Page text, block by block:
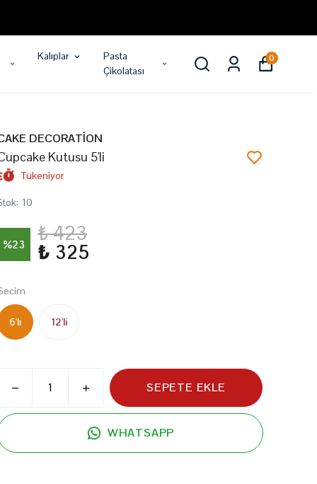
Kalıplar
Pasta
Çikolatası
0
DECORATİON
Kutusu 5'li
Tükeniyor
: 10
%23 ₺ 423
₺ 325
6'lı 12'li
SEPETE EKLE
WHATSAPP